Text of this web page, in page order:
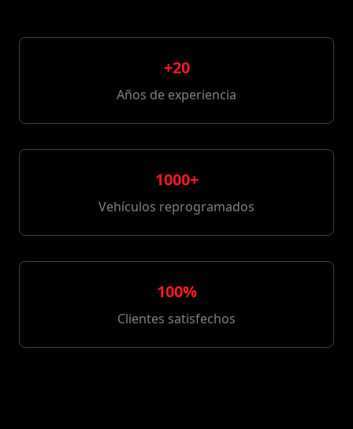
+20
Años de experiencia
1000+
Vehículos reprogramados
100%
Clientes satisfechos